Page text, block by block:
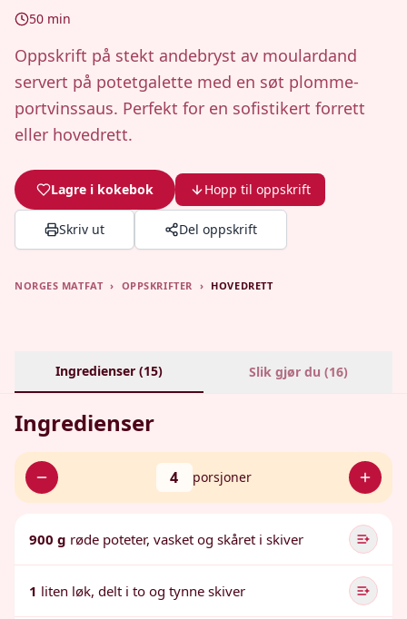
50 min
Oppskrift på stekt andebryst av moulardand
servert på potetgalette med en søt plomme-
portvinssaus. Perfekt for en sofistikert forrett
eller hovedrett.
Lagre i kokebok Hopp til oppskrift
Skriv ut Del oppskrift
NORGES MATFAT › OPPSKRIFTER › HOVEDRETT
Ingredienser (15) Slik gjør du (16)
Ingredienser
4 porsjoner
900 g røde poteter, vasket og skåret i skiver
1 liten løk, delt i to og tynne skiver